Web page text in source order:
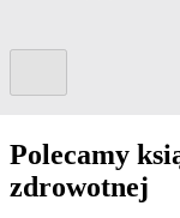
Polecamy
zdrowotnej